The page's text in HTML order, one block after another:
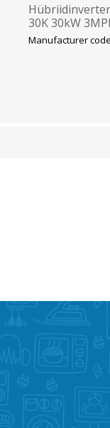
30K 30kW
Manufacturer